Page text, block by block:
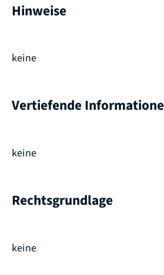
Hinweise
keine
Vertiefende
keine
Rechtsgrundlage
keine